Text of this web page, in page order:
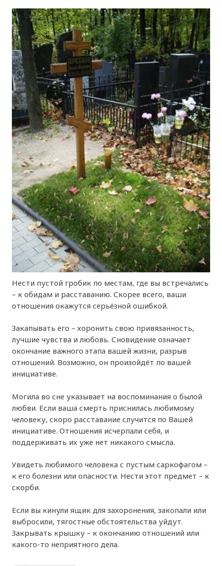
Нести пустой гробик по местам, где вы встречались
– к обидам и расставанию. Скорее всего, ваши
отношения окажутся серьёзной ошибкой.
Закапывать его – хоронить свою привязанность,
лучшие чувства и любовь. Сновидение означает
окончание важного этапа вашей жизни, разрыв
отношений. Возможно, он произойдёт по вашей
инициативе.
Могила во сне указывает на воспоминания о былой
любви. Если ваша смерть приснилась любимому
человеку, скоро расставание случится по Вашей
инициативе. Отношения исчерпали себя, и
поддерживать их уже нет никакого смысла.
Увидеть любимого человека с пустым саркофагом –
к его болезни или опасности. Нести этот предмет – к
скорби.
Если вы кинули ящик для захоронения, закопали или
выбросили, тягостные обстоятельства уйдут.
Закрывать крышку – к окончанию отношений или
какого-то неприятного дела.